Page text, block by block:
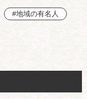
#地域の有名人